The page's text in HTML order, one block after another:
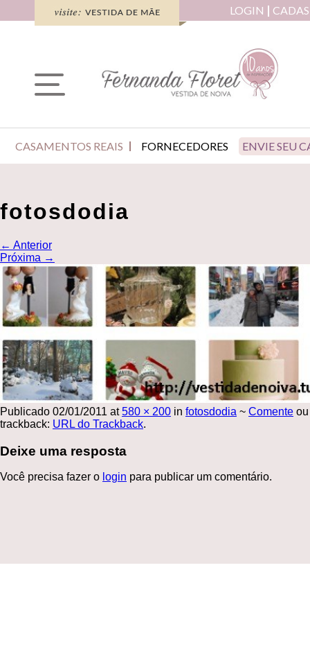
LOGIN
CASAMENTOS REAIS FORNECEDORES ENVIE SEU
fotosdodia
← Anterior
Próxima →
Publicado 02/01/2011 at580 × 200 in fotosdodia ~ Comente
trackback: URL do Trackback.
Deixe uma resposta
Você precisa fazer o login para publicar um comentário.